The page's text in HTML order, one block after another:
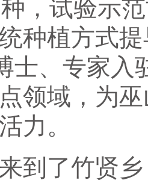
，试验示
种植方式
士、专家入
领域，为
力。
到了竹贤